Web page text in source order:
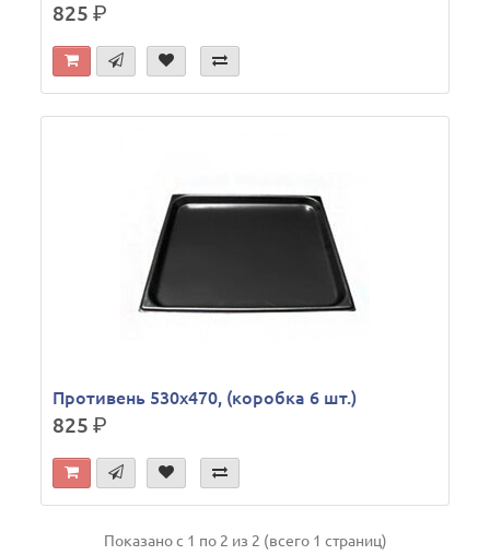
825р.
Противень 530х470, (коробка 6 шт.)
825р.
Показано с 1 по 2 из 2 (всего 1 страниц)